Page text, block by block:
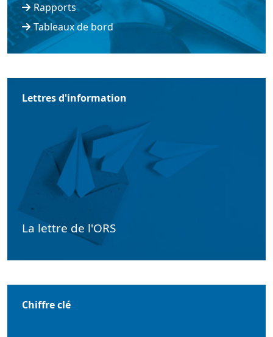
Rapports
Tableaux de bord
Lettres d'information
La lettre de l'ORS
Chiffre clé